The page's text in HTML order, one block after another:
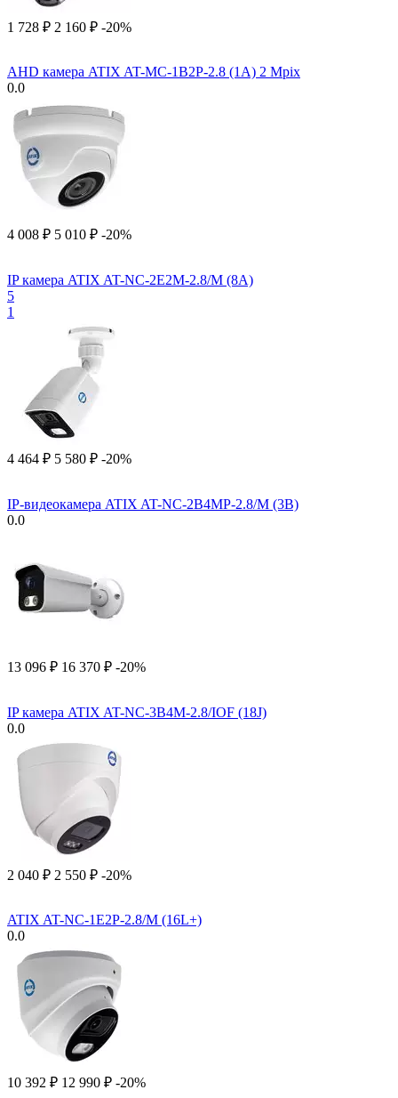
1 728 ₽ 2 160 ₽ -20%
AHD камера ATIX AT-MC-1B2P-2.8 (1A) 2 Mpix
0.0
4 008 ₽ 5 010 ₽ -20%
IP камера ATIX AT-NC-2E2M-2.8/M (8A)
5
1
4 464 ₽ 5 580 ₽ -20%
IP-видеокамера ATIX AT-NC-2B4MP-2.8/M (3B)
0.0
13 096 ₽ 16 370 ₽ -20%
IP камера ATIX AT-NC-3B4M-2.8/IOF (18J)
0.0
2 040 ₽ 2 550 ₽ -20%
ATIX AT-NC-1E2P-2.8/M (16L+)
0.0
10 392 ₽ 12 990 ₽ -20%